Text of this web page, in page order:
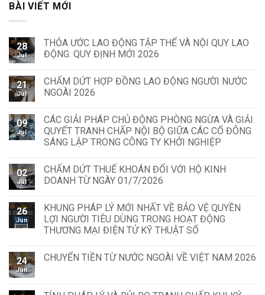
BÀI VIẾT MỚI
28
Jul
THỎA ƯỚC LAO ĐỘNG TẬP THỂ VÀ NỘI QUY LAO
ĐỘNG: QUY ĐỊNH MỚI 2026
21
Jul
CHẤM DỨT HỢP ĐỒNG LAO ĐỘNG NGƯỜI NƯỚC
NGOÀI 2026
09
Jul
CÁC GIẢI PHÁP CHỦ ĐỘNG PHÒNG NGỪA VÀ GIẢI
QUYẾT TRANH CHẤP NỘI BỘ GIỮA CÁC CỔ ĐÔNG
SÁNG LẬP TRONG CÔNG TY KHỞI NGHIỆP
02
Jul
CHẤM DỨT THUẾ KHOÁN ĐỐI VỚI HỘ KINH
DOANH TỪ NGÀY 01/7/2026
26
Jun
KHUNG PHÁP LÝ MỚI NHẤT VỀ BẢO VỆ QUYỀN
LỢI NGƯỜI TIÊU DÙNG TRONG HOẠT ĐỘNG
THƯƠNG MẠI ĐIỆN TỬ KỸ THUẬT SỐ
24
Jun
CHUYỂN TIỀN TỪ NƯỚC NGOÀI VỀ VIỆT NAM 2026